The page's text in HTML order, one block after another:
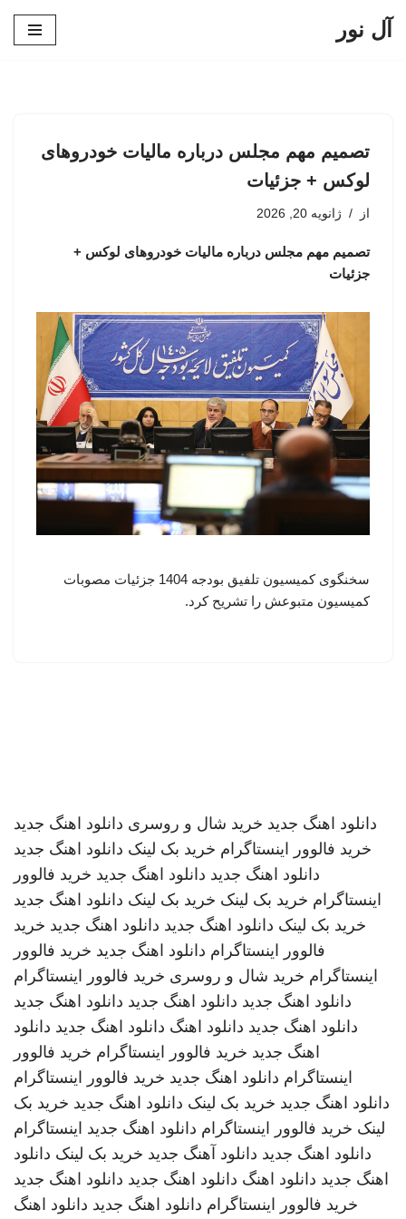
آل نور
تصمیم مهم مجلس درباره مالیات خودروهای
لوکس + جزئیات
از ژانویه 20, 2026
تصمیم مهم مجلس درباره مالیات خودروهای لوکس +
جزئیات
سخنگوی کمیسیون تلفیق بودجه 1404 جزئیات مصوبات
کمیسیون متبوعش را تشریح کرد.
دانلود اهنگ جدید خرید شال و روسری دانلود اهنگ جدید
خرید فالوور اینستاگرام خرید بک لینک دانلود اهنگ جدید
دانلود اهنگ جدید دانلود اهنگ جدید خرید فالوور
اینستاگرام خرید بک لینک خرید بک لینک دانلود اهنگ جدید
خرید بک لینک دانلود اهنگ جدید دانلود اهنگ جدید خرید
فالوور اینستاگرام دانلود اهنگ جدید خرید فالوور
اینستاگرام خرید شال و روسری خرید فالوور اینستاگرام
دانلود اهنگ جدید دانلود اهنگ جدید دانلود اهنگ جدید
دانلود اهنگ جدید دانلود اهنگ دانلود اهنگ جدید دانلود
اهنگ جدید خرید فالوور اینستاگرام خرید فالوور
اینستاگرام دانلود اهنگ جدید خرید فالوور اینستاگرام
دانلود اهنگ جدید خرید بک لینک دانلود اهنگ جدید خرید بک
لینک خرید فالوور اینستاگرام دانلود اهنگ جدید اینستاگرام
دانلود اهنگ جدید دانلود آهنگ جدید خرید بک لینک دانلود
اهنگ جدید دانلود اهنگ دانلود اهنگ جدید دانلود اهنگ جدید
خرید فالوور اینستاگرام دانلود اهنگ جدید دانلود اهنگ